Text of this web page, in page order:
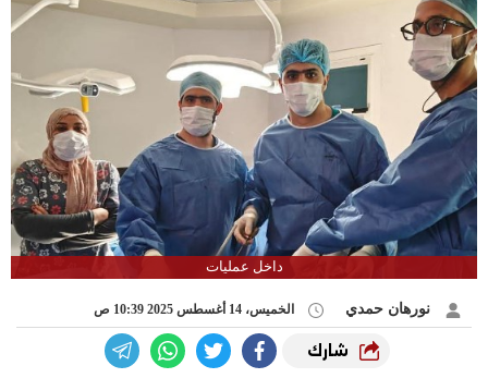
داخل عمليات
نورهان حمدي الخميس، 14 أغسطس 2025 10:39 ص
شارك